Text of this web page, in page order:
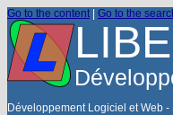
Go to the content Go to the
Développement Logiciel et Web